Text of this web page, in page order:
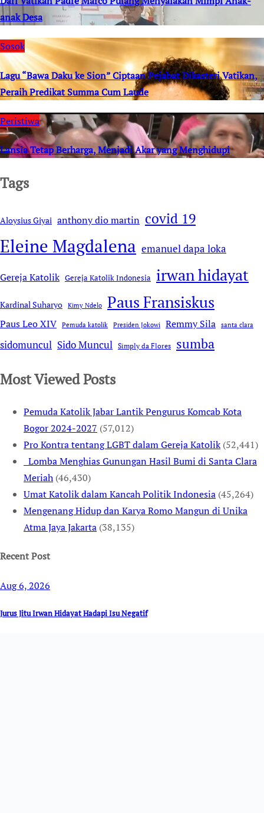
anak Desa
Sosok
Lagu “Bawa Daku ke Sion” Ciptaan Pejabat Dikasteri Vatikan,
Peraih Predikat Summa Cum Laude
Peristiwa
Lansia Tetap Berharga, Menjadi Akar yang Menghidupi
Tags
Aloysius Giyai anthony dio martin covid 19
Eleine Magdalena emanuel dapa loka
Gereja Katolik Gereja Katolik Indonesia irwan hidayat
Kardinal Suharyo Kimy Ndelo Paus Fransiskus
Paus Leo XIV Pemuda katolik Presiden Jokowi Remmy Sila santa clara
sidomuncul Sido Muncul Simply da Flores sumba
Most Viewed Posts
Pemuda Katolik Jabar Lantik Pengurus Komcab Kota
Bogor 2024-2027 (57,012)
Pro Kontra tentang LGBT dalam Gereja Katolik (52,441)
Lomba Menghias Gunungan Hasil Bumi di Santa Clara
Meriah (46,430)
Umat Katolik dalam Kancah Politik Indonesia (45,264)
Mengenang Hidup dan Karya Romo Mangun di Unika
Atma Jaya Jakarta (38,135)
Recent Post
Aug 6, 2026
Jurus Jitu Irwan Hidayat Hadapi Isu Negatif